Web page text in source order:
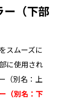
ー（下部
スムーズに
に使用され
（別名：上
（別名：下